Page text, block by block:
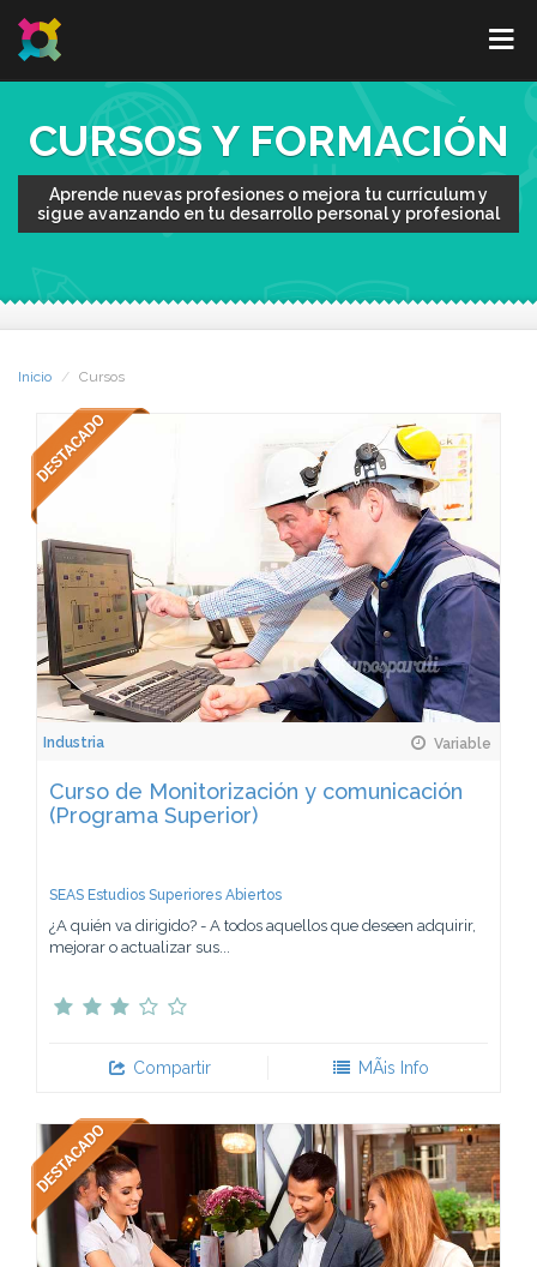
CURSOS Y FORMACIÓN
Aprende nuevas profesiones o mejora tu currículum y
sigue avanzando en tu desarrollo personal y profesional
Inicio Cursos
Industria Variable
Curso de Monitorización y comunicación
(Programa Superior)
SEAS Estudios Superiores Abiertos
¿A quién va dirigido? - A todos aquellos que deseen adquirir,
mejorar o actualizar sus...
Compartir MÃ¡s Info